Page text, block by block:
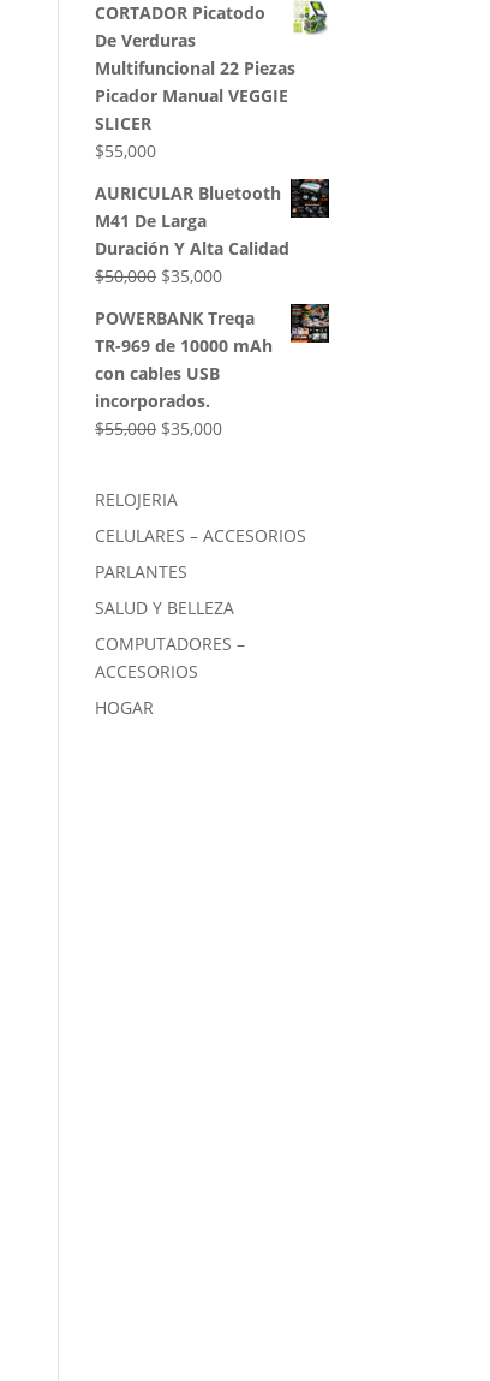
original
era:
$85,000.
actual
$54,000.
CORTADOR Picatodo
De Verduras
Multifuncional 22 Piezas
Picador Manual VEGGIE
SLICER
$55,000
AURICULAR Bluetooth
M41 De Larga
Duración Y Alta Calidad
$50,000 El
original
era:
$50,000.
$35,000El
actual
es:
POWERBANK Treqa
TR-969 de 10000 mAh
con cables USB
incorporados.
$55,000 El
era:
$55,000.
$35,000El
$35,000.
RELOJERIA
CELULARES – ACCESORIOS
PARLANTES
SALUD Y BELLEZA
COMPUTADORES –
ACCESORIOS
HOGAR